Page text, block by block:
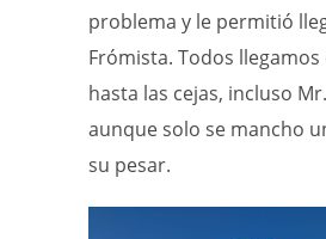
problema y le permitió
Frómista. Todos
hasta las cejas, incluso
aunque solo se mancho
su pesar.